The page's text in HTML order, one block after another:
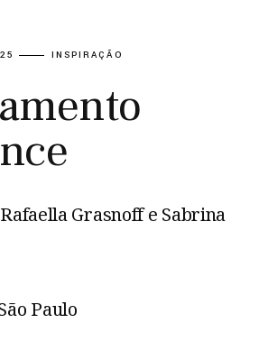
INSPIRAÇÃO
Grasnoff e Sabrina
Paulo